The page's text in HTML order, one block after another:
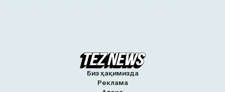
Биз ҳақимизда
Реклама